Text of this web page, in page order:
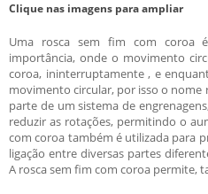
Clique nas imagens para ampliar
Uma rosca sem fim com coroaé
importância, onde o movimento
coroa, ininterruptamente , e
movimento circular, por isso o nome
parte de um sistema de
reduzir as rotações, permitindo o
com coroa também é utilizada para
ligação entre diversas partes
A rosca sem fim com coroa permite,